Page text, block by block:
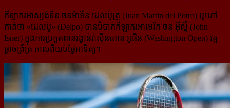
កីឡាករអាស្សង់ទីន ចនម៉ាទីន ដេលប៉ូត្រូ (Juan Martin del Potro) ឬហៅ
កាត់ថា «ដេលប៉ូ» (Delpo) បានបំបាក់កីឡាករ​អាមេរិក ចន អ៊ីស្នឺ (John
Isner) ក្នុងការប្រកួតពានរង្វាន់វ៉ាស៊ីនតោន អូផិន (Washington Open) វគ្គ
ផ្តាច់ព្រ័ត្រ កាលពីយប់​ថ្ងៃ​​អាទិត្យ។